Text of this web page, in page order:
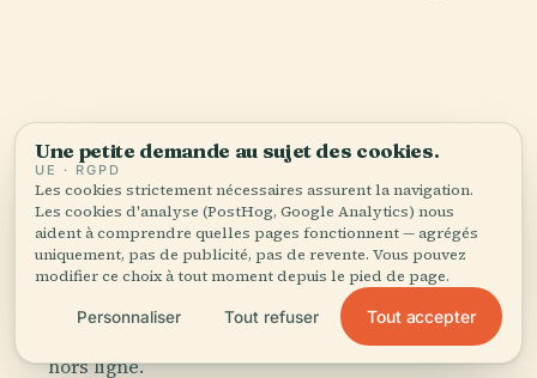
VOTRE CURATEUR PERSONNEL
Merisatama tout entière,
bien racontée.
Guides audio pour 1 100+ villes dans 96 pays.
Histoire, récits et savoirs locaux — disponibles
hors ligne.
Une petite demande au sujet des cookies.
UE · RGPD
Les cookies strictement nécessaires assurent la navigation.
Les cookies d'analyse (PostHog, Google Analytics) nous
aident à comprendre quelles pages fonctionnent — agrégés
uniquement, pas de publicité, pas de revente. Vous pouvez
modifier ce choix à tout moment depuis le pied de page.
Personnaliser Tout refuser Tout accepter